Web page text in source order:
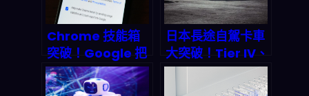
Chrome 技能箱
突破！Google 把
GPT-4 自動化塞
進瀏覽器：2026
日本長途自駕卡車
大突破！Tier IV、
Yamato、三菱扶
桑聯手打造2000